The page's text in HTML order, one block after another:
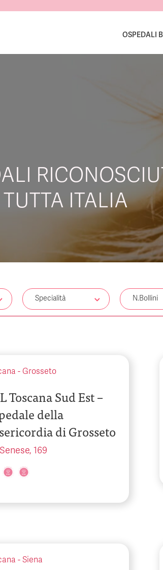
OSPEDALI
ITALIA
Specialità N.Bollini
- Grosseto
Toscana Sud Est –
della
di Grosseto
169
- Siena